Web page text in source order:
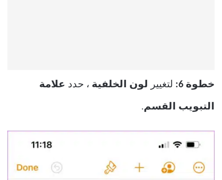
خطوة 6: لتغيير لون الخلفية ، حدد علامة
التبويب القسم.